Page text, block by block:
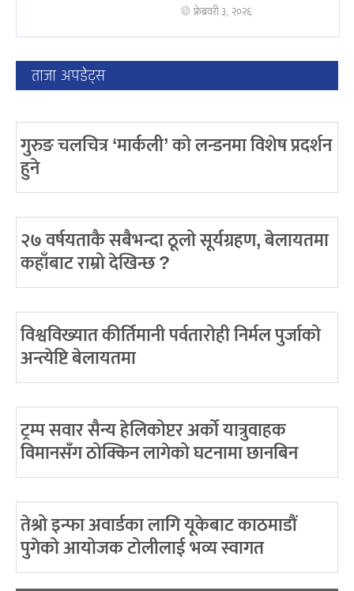
फ्रेब्रवरी ३, २०२६
ताजा अपडेट्स
गुरुङ चलचित्र ‘मार्कली’ को लन्डनमा विशेष प्रदर्शन
हुने
२७ वर्षयताकै सबैभन्दा ठूलो सूर्यग्रहण, बेलायतमा
कहाँबाट राम्रो देखिन्छ ?
विश्वविख्यात कीर्तिमानी पर्वतारोही निर्मल पुर्जाको
अन्त्येष्टि बेलायतमा
ट्रम्प सवार सैन्य हेलिकोप्टर अर्को यात्रुवाहक
विमानसँग ठोक्किन लागेको घटनामा छानबिन
तेश्रो इन्फा अवार्डका लागि यूकेबाट काठमाडौं
पुगेको आयोजक टोलीलाई भव्य स्वागत